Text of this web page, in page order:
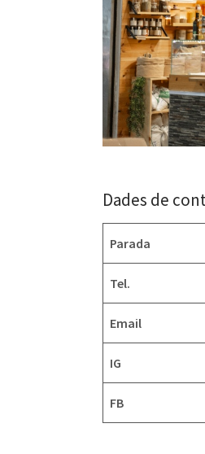
Dades de
Parada
Tel.
Email
IG
FB